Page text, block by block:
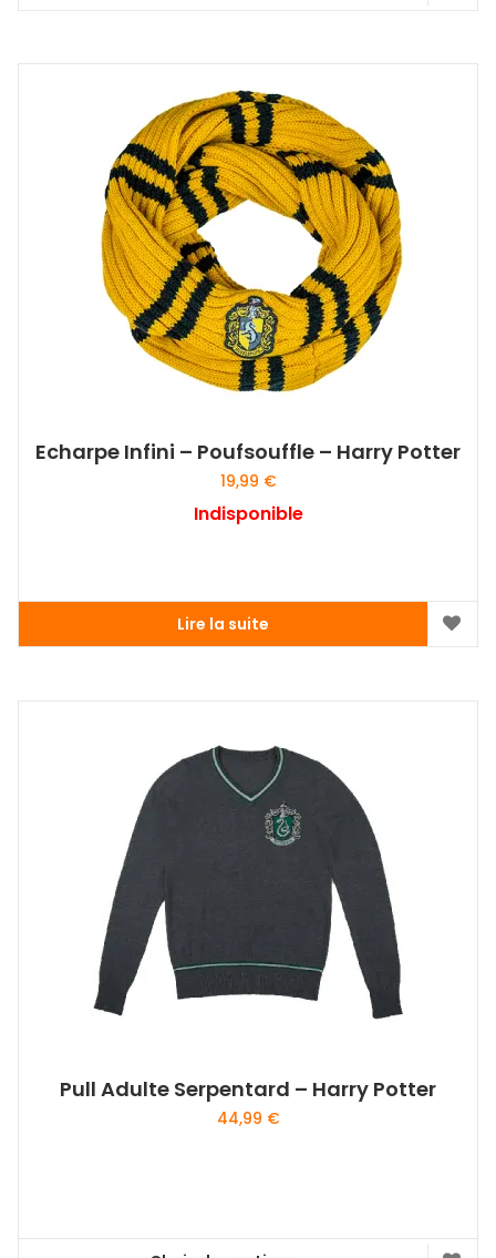
Echarpe Infini – Poufsouffle – Harry Potter
19,99 €
Indisponible
Lire la suite
Pull Adulte Serpentard – Harry Potter
44,99 €